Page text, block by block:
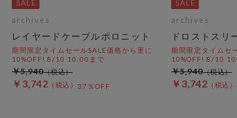
archives
レイヤードケーブルポロニット
期間限定タイムセールSALE価格から更に
10%OFF! 8/10 10:00まで
￥3,742 37％OFF
￥5,940
archives
ドロストスリ
期間限定タイムセ
10%OFF! 8/10
￥3,742
￥5,940